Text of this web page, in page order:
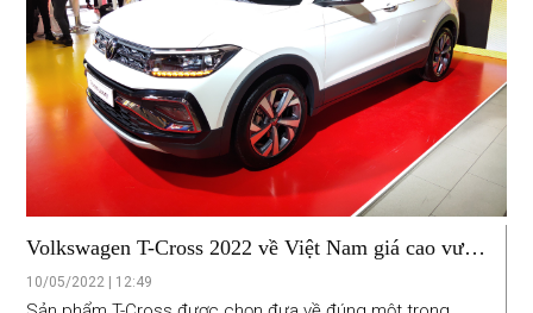
Volkswagen T-Cross 2022 về Việt Nam giá cao vượt
dự đoán
10/05/2022 | 12:49